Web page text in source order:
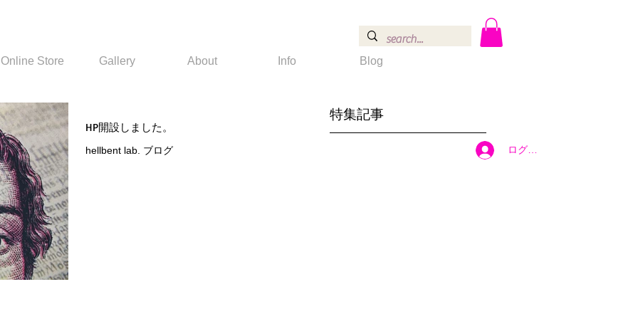
Online Store Gallery About Info Blog
ログイン
HP開設しました。
hellbent lab. ブログ
特集記事